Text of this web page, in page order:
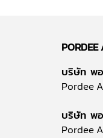
บริษัท พ
Pordee
บริษัท พ
Pordee